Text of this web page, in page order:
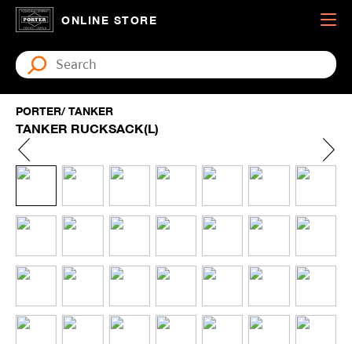
ONLINE STORE
PORTER/ TANKER
TANKER RUCKSACK(L)